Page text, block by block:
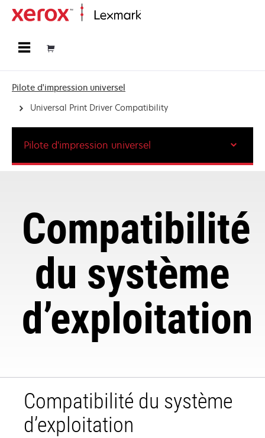
Pilote d'impression universel
Universal Print Driver Compatibility
Compatibilité
du système
d’exploitation
Pilote d'impression universel
Compatibilité du système
d’exploitation